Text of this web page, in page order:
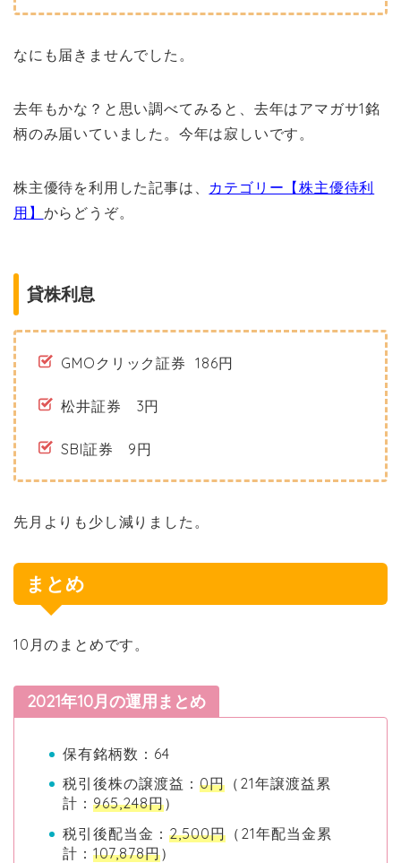
なにも届きませんでした。
去年もかな？と思い調べてみると、去年はアマガサ1銘
柄のみ届いていました。今年は寂しいです。
株主優待を利用した記事は、 カテゴリー【株主優待利
用】 から どうぞ。
貸株利息
GMOクリック証券 186円
松井証券 3円
SBI証券 9円
先月よりも少し減りました。
まとめ
10月のまとめです。
2021年10月の運用まとめ
保有銘柄数：64
税引後株の譲渡益： 0円 （21年譲渡益累
計： 965,248円）
税引後配当金： 2,500円 （21年配当金累
計： 107,878円）